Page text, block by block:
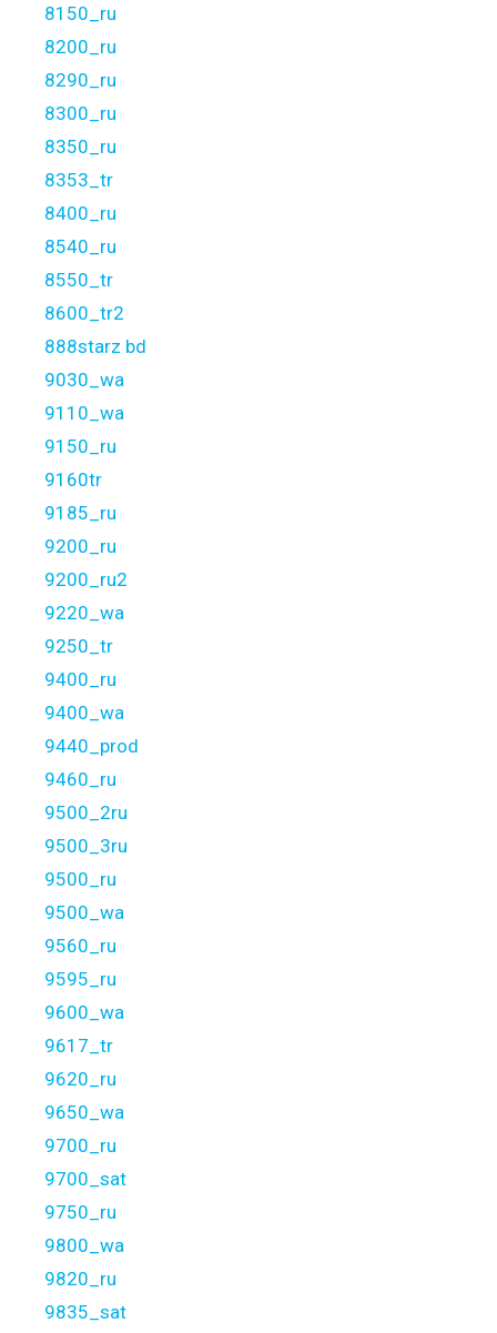
8150_ru
8200_ru
8290_ru
8300_ru
8350_ru
8353_tr
8400_ru
8540_ru
8550_tr
8600_tr2
888starz bd
9030_wa
9110_wa
9150_ru
9160tr
9185_ru
9200_ru
9200_ru2
9220_wa
9250_tr
9400_ru
9400_wa
9440_prod
9460_ru
9500_2ru
9500_3ru
9500_ru
9500_wa
9560_ru
9595_ru
9600_wa
9617_tr
9620_ru
9650_wa
9700_ru
9700_sat
9750_ru
9800_wa
9820_ru
9835_sat